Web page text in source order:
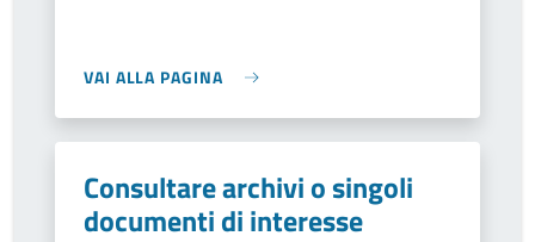
VAI ALLA PAGINA
Consultare archivi o singoli
documenti di interesse